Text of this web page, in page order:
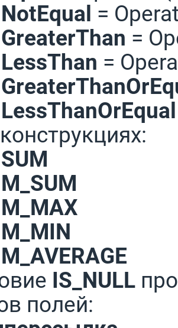
NotEqual =
GreaterThan =
LessThan =
LessThanOrEqual
SUM
M_SUM
M_MAX
M_MIN
M_AVERAGE
IS_NULL
полей: